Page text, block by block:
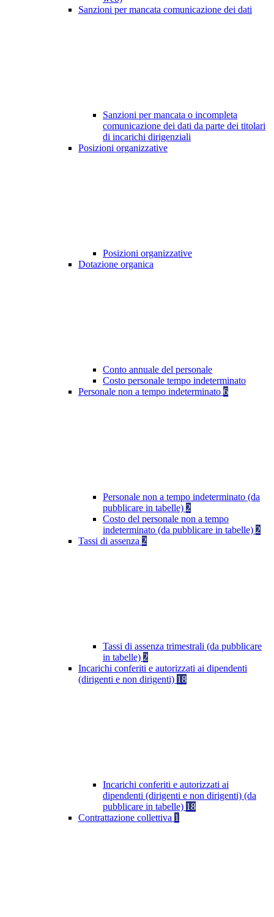
Sanzioni per mancata comunicazione dei dati
Sanzioni per mancata o incompleta
comunicazione dei dati da parte dei titolari
di incarichi dirigenziali
Posizioni organizzative
Posizioni organizzative
Dotazione organica
Conto annuale del personale
Costo personale tempo indeterminato
Personale non a tempo indeterminato 6
Personale non a tempo indeterminato (da
pubblicare in tabelle) 2
Costo del personale non a tempo
indeterminato (da pubblicare in tabelle) 2
Tassi di assenza 2
Tassi di assenza trimestrali (da pubblicare
in tabelle) 2
Incarichi conferiti e autorizzati ai dipendenti
(dirigenti e non dirigenti) 18
Incarichi conferiti e autorizzati ai
dipendenti (dirigenti e non dirigenti) (da
pubblicare in tabelle) 18
Contrattazione collettiva 1